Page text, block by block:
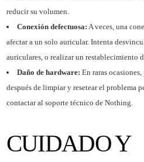
reducir su volumen.
Conexión defectuosa: A veces, una
afectar a un solo auricular. Intenta
auriculares, o realizar un restablecimiento
Daño de hardware: En raras
después de limpiar y resetear el problema
contactar al soporte técnico de Nothing.
CUIDADO Y